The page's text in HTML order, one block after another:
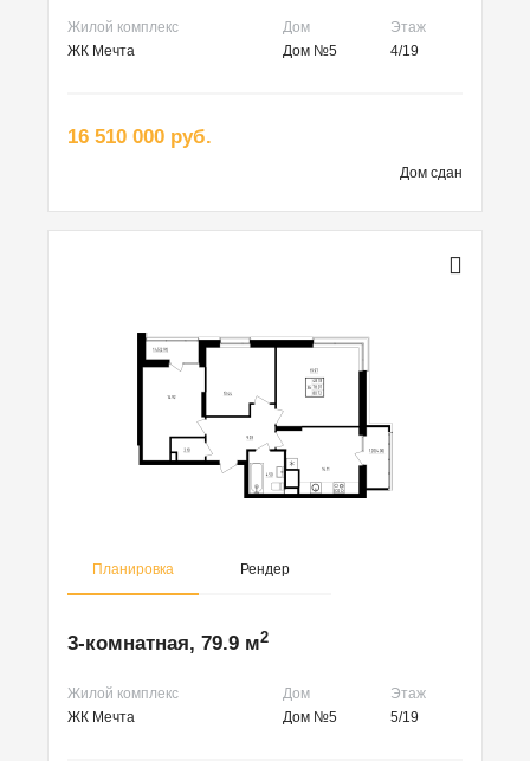
Жилой комплекс Дом
Этаж
ЖК Мечта
Дом №5 4/19
16 510 000 руб.
Дом сдан
Планировка Рендер
3-комнатная, 79.9 м2
Жилой комплекс Дом
Этаж
ЖК Мечта
Дом №5 5/19